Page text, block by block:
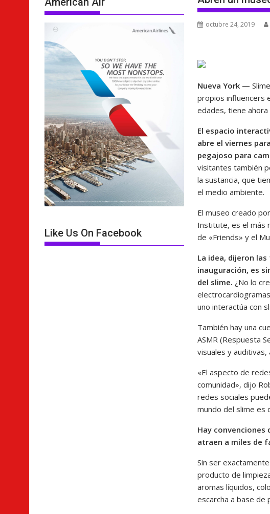
octubre 24, 2019
Nueva York —
propios influencers
edades, tiene
El espacio
abre el viernes
pegajoso para
visitantes también
la sustancia, que
el medio ambiente.
El museo creado
Institute, es el más
de «Friends» y el
La idea, dijeron
inauguración, es
del slime. ¿No lo
uno interactúa con
También hay una
ASMR (Respuesta
visuales y auditivas,
«El aspecto de
comunidad», dijo
redes sociales
mundo del slime es
Hay convenciones
atraen a miles de
Sin ser
producto de
aromas líquidos,
escarcha a base de
Like Us On Facebook